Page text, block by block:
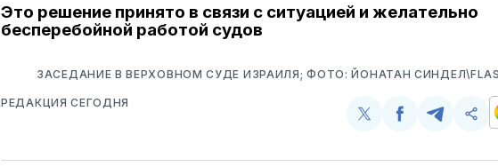
Это решение принято в связи с ситуацией и желательно
бесперебойной работой судов
ЗАСЕДАНИЕ В ВЕРХОВНОМ СУДЕ ИЗРАИЛЯ; ФОТО: ЙОНАТАН
РЕДАКЦИЯ СЕГОДНЯ
Поделиться
Twitter
Поделиться
FacebookTelegram